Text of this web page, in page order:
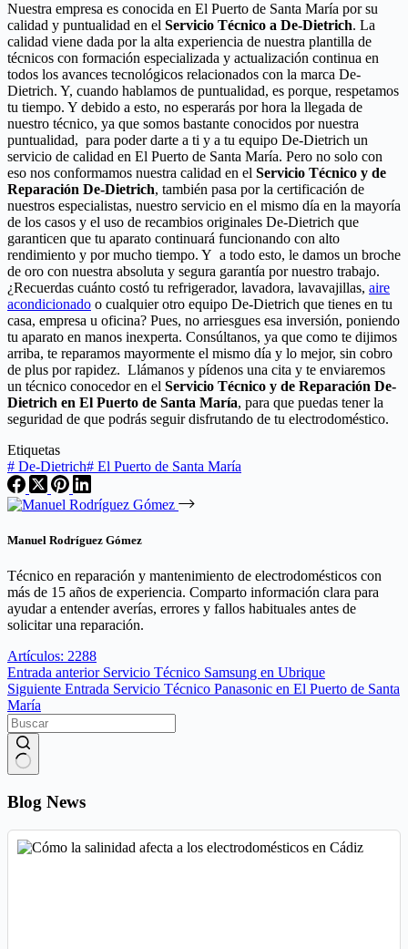
Nuestra empresa es conocida en El Puerto de Santa María por su
calidad y puntualidad en el Servicio Técnico a De-Dietrich. La
calidad viene dada por la alta experiencia de nuestra plantilla de
técnicos con formación especializada y actualización continua en
todos los avances tecnológicos relacionados con la marca De-
Dietrich. Y, cuando hablamos de puntualidad, es porque, respetamos
tu tiempo. Y debido a esto, no esperarás por hora la llegada de
nuestro técnico, ya que somos bastante conocidos por nuestra
puntualidad, para poder darte a ti y a tu equipo De-Dietrich un
servicio de calidad en El Puerto de Santa María. Pero no solo con
eso nos conformamos nuestra calidad en el Servicio Técnico y de
Reparación De-Dietrich, también pasa por la certificación de
nuestros especialistas, nuestro servicio en el mismo día en la mayoría
de los casos y el uso de recambios originales De-Dietrich que
garanticen que tu aparato continuará funcionando con alto
rendimiento y por mucho tiempo. Y a todo esto, le damos un broche
de oro con nuestra absoluta y segura garantía por nuestro trabajo.
¿Recuerdas cuánto costó tu refrigerador, lavadora, lavavajillas, aire
acondicionado o cualquier otro equipo De-Dietrich que tienes en tu
casa, empresa u oficina? Pues, no arriesgues esa inversión, poniendo
tu aparato en manos inexperta. Consúltanos, ya que como te dijimos
arriba, te reparamos mayormente el mismo día y lo mejor, sin cobro
de plus por rapidez. Llámanos y pídenos una cita y te enviaremos
un técnico conocedor en el Servicio Técnico y de Reparación De-
Dietrich en El Puerto de Santa María, para que puedas tener la
seguridad de que podrás seguir disfrutando de tu electrodoméstico.
Etiquetas
# De-Dietrich# El Puerto de Santa María
Manuel Rodríguez Gómez
Técnico en reparación y mantenimiento de electrodomésticos con
más de 15 años de experiencia. Comparto información clara para
ayudar a entender averías, errores y fallos habituales antes de
solicitar una reparación.
Artículos: 2288
Entrada anterior Servicio Técnico Samsung en Ubrique
Siguiente Entrada Servicio Técnico Panasonic en El Puerto de Santa
María
resultados
Blog News